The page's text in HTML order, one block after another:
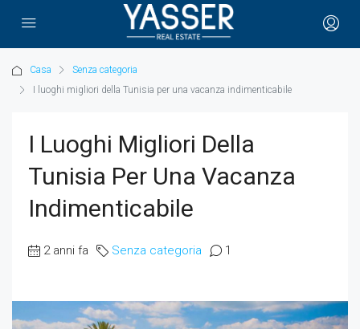
Casa
Senza categoria
I luoghi migliori della Tunisia per una vacanza indimenticabile
I Luoghi Migliori Della
Tunisia Per Una Vacanza
Indimenticabile
2 anni fa Senza categoria 1